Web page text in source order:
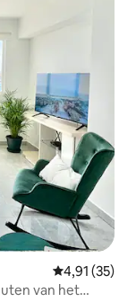
Gemiddelde
4,91 (35)
van het